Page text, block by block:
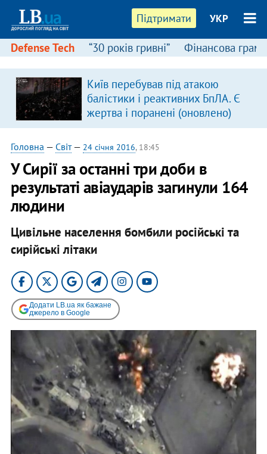
Підтримати УКР
Defense Tech “30 років гривні” Фінансова
Київ перебував під атакою
балістики і реактивних БпЛА. Є
жертва і поранені (оновлено)
Головна — Світ— 24 січня 2016, 18:45
У Сирії за останні три доби в
результаті авіаударів загинули 164
людини
Цивільне населення бомбили російські та
сирійські літаки
Додати LB.ua як бажане
джерело в Google